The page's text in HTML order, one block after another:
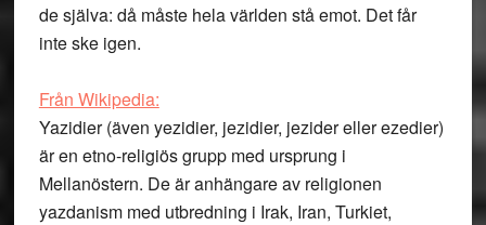
de själva: då måste hela världen stå emot. Det får
inte ske igen.
Från Wikipedia:
Yazidier (även yezidier, jezidier, jezider eller ezedier)
är en etno-religiös grupp med ursprung i
Mellanöstern. De är anhängare av religionen
yazdanism med utbredning i Irak, Iran, Turkiet,